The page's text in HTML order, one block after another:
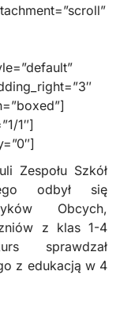
1″]
Zespołu Szkół
odbył się
Obcych,
z klas 1-4
sprawdzał
z edukacją w 4